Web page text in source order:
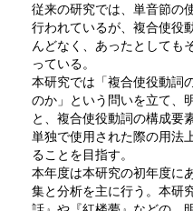
従来の研究では、単音節の
行われているが、複合使役
んどなく、あったとしても
っている。
本研究では「複合使役動詞
のか」という問いを立て、
と、複合使役動詞の構成要
単独で使用された際の用法
ることを目指す。
本年度は本研究の初年度に
集と分析を主に行う。本研